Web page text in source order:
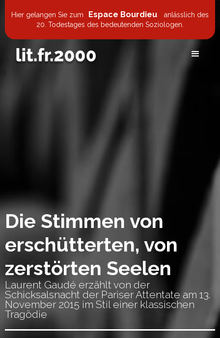
Hier gelangen Sie zum Espace Bourdieu
anlässlich des
20. Todestages des bedeutenden Soziologen.
Die Stimmen von
erschütterten, von
zerstörten Seelen
Laurent Gaudé erzählt von der
Schicksalsnacht der Pariser Attentate am 13.
November 2015 im Stil einer klassischen
Tragödie